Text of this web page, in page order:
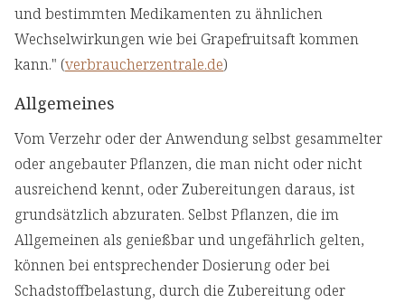
und bestimmten Medikamenten zu ähnlichen
Wechselwirkungen wie bei Grapefruitsaft kommen
kann." (verbraucherzentrale.de)
Allgemeines
Vom Verzehr oder der Anwendung selbst gesammelter
oder angebauter Pflanzen, die man nicht oder nicht
ausreichend kennt, oder Zubereitungen daraus, ist
grundsätzlich abzuraten. Selbst Pflanzen, die im
Allgemeinen als genießbar und ungefährlich gelten,
können bei entsprechender Dosierung oder bei
Schadstoffbelastung, durch die Zubereitung oder